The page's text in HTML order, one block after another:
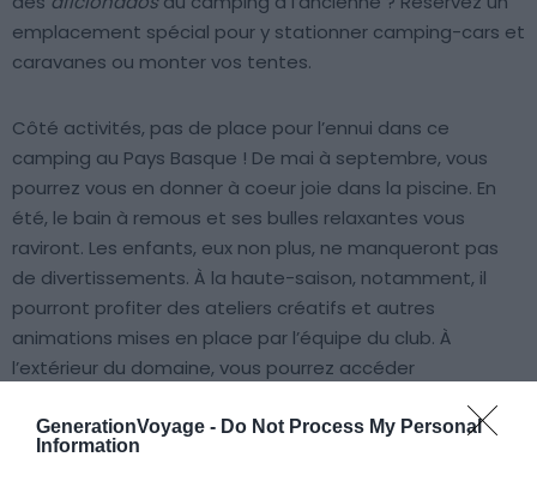
GenerationVoyage - Do Not Process My Personal
Information
emplacement spécial pour y stationner camping-cars et
caravanes ou monter vos tentes.
Côté activités, pas de place pour l’ennui dans ce
camping au Pays Basque ! De mai à septembre, vous
pourrez vous en donner à coeur joie dans la piscine. En
été, le bain à remous et ses bulles relaxantes vous
raviront. Les enfants, eux non plus, ne manqueront pas
de divertissements. À la haute-saison, notamment, il
pourront profiter des ateliers créatifs et autres
animations mises en place par l’équipe du club. À
l’extérieur du domaine, vous pourrez accéder
piquer une tête dans l’eau.